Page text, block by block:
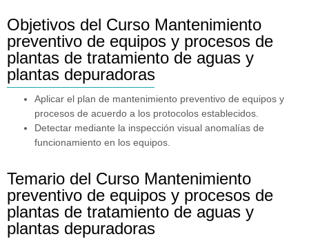
Objetivos del Curso Mantenimiento
preventivo de equipos y procesos de
plantas de tratamiento de aguas y
plantas depuradoras
Aplicar el plan de mantenimiento preventivo de equipos y
procesos de acuerdo a los protocolos establecidos.
Detectar mediante la inspección visual anomalías de
funcionamiento en los equipos.
Temario del Curso Mantenimiento
preventivo de equipos y procesos de
plantas de tratamiento de aguas y
plantas depuradoras